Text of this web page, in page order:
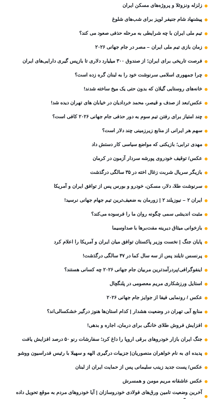
زلزله ونزوئلا و پروژه‌های مسکن ایران
پیشنهاد شام جنیفر لوپز برای شب‌های شلوغ
تیم ملی ایران با چه شرایطی به مرحله حذفی صعود می کند؟
زمان بازی تیم ملی ایران – مصر در جام جهانی ۲۰۲۶
فرصت تاریخی برای ایران؛ از صندوق ۳۰۰ میلیارد دلاری تا بازپس گیری دارایی‌های ایران
چرا جمهوری اسلامی سرنوشت خود را به لبنان گره زده است؟
خانه‌های روستایی گیلان که بدون حتی یک میخ ساخته شدند!
عکس/بعد از صدف و قیصر، محمد خردادیان در خیابان های تهران دیده شد!
چند امتیاز برای رفتن تیم سوم به دور حذفی جام جهانی ۲۰۲۶ کافی است؟
سهم هر ایرانی از منابع زیرزمینی چند دلار است؟
مهدی ترابی؛ بازیکنی که مواضع سیاسی‌ کار دستش داد
عکس/ توقیف خودروی پورشه سردار آزمون در کرمان
بازیگر سریال شربت زغال‌ اخته در ۳۵ سالگی درگذشت
سرنوشت طلا، دلار، مسکن، خودرو و بورس پس از توافق ایران و آمریکا
ایران ۲ – نیوزیلند ۲ | زورمان به ضعیف‌ترین تیم جهام جهانی نرسید!
مثبت‌ اندیشی سمی چگونه روان ما را فرسوده می‌کند؟
بازخوانی میثاق دیرینه مفت‌برها با صداوسیما
پایان جنگ | نخست وزیر پاکستان توافق میان ایران و آمریکا را اعلام کرد
پرنسس تایلند پس از سه سال کما در ۴۷ سالگی درگذشت!
اینفوگرافی/پردرآمدترین مربیان جام جهانی ۲۰۲۶ چه کسانی هستند؟
استایل ورزشکاری مریم معصومی در پلنگچال
عکس / رونمایی فیفا از جوایز جام جهانی ۲۰۲۶
منابع آبی تهران در وضعیت هشدار | کدام استان‌ها هنوز درگیر خشکسالی‌اند؟
افزایش فروش طلای خانگی برای درمان، اجاره و بدهی!
جنگ ایران بازار خودروهای برقی اروپا را داغ کرد؛ سفارشات رنو ۵۰ درصد افزایش یافت
پدیده ای به نام خواهران منصوریان| جزییات درگیری الهه و سهیلا با رئیس فدراسیون ووشو
عکس/ پست جدید زینب سلیمانی پس از حمایت ایران از لبنان
عکس عاشقانه مریم مومن و همسرش
آخرین وضعیت تامین ورق‌های فولادی خودروسازان | آیا خودروهای مردم به موقع تحویل داده